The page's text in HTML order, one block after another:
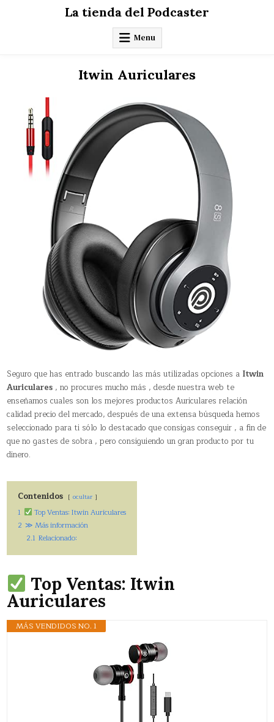
La tienda del Podcaster
Menu
Itwin Auriculares
Seguro que has entrado buscando las más utilizadas opciones a Itwin
Auriculares , no procures mucho más , desde nuestra web te
enseñamos cuales son los mejores productos Auriculares relación
calidad precio del mercado, después de una extensa búsqueda hemos
seleccionado para ti sólo lo destacado que consigas conseguir , a fin de
que no gastes de sobra , pero consiguiendo un gran producto por tu
dinero.
Contenidos ocultar
1
Top Ventas: Itwin Auriculares
2 ≫ Más información
2.1 Relacionado:
Top Ventas: Itwin
Auriculares
MÁS VENDIDOS NO. 1